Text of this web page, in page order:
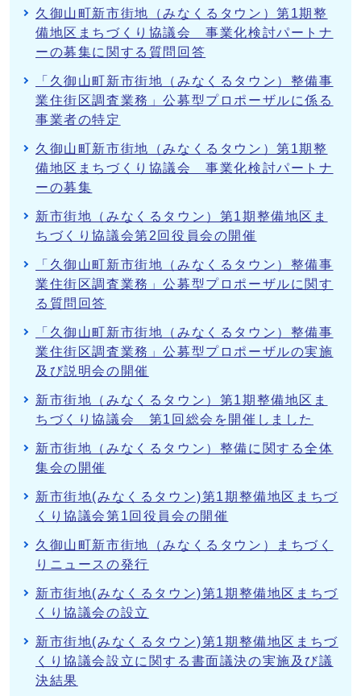
久御山町新市街地（みなくるタウン）第1期整
備地区まちづくり協議会 事業化検討パートナ
ーの募集に関する質問回答
「久御山町新市街地（みなくるタウン）整備事
業住街区調査業務」公募型プロポーザルに係る
事業者の特定
久御山町新市街地（みなくるタウン）第1期整
備地区まちづくり協議会 事業化検討パートナ
ーの募集
新市街地（みなくるタウン）第1期整備地区ま
ちづくり協議会第2回役員会の開催
「久御山町新市街地（みなくるタウン）整備事
業住街区調査業務」公募型プロポーザルに関す
る質問回答
「久御山町新市街地（みなくるタウン）整備事
業住街区調査業務」公募型プロポーザルの実施
及び説明会の開催
新市街地（みなくるタウン）第1期整備地区ま
ちづくり協議会 第1回総会を開催しました
新市街地（みなくるタウン）整備に関する全体
集会の開催
新市街地(みなくるタウン)第1期整備地区まちづ
くり協議会第1回役員会の開催
久御山町新市街地（みなくるタウン）まちづく
りニュースの発行
新市街地(みなくるタウン)第1期整備地区まちづ
くり協議会の設立
新市街地(みなくるタウン)第1期整備地区まちづ
くり協議会設立に関する書面議決の実施及び議
決結果